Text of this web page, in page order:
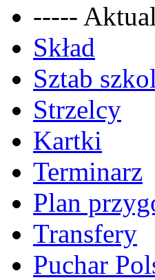
-----
Skład
Sztab
Strzelcy
Kartki
Terminarz
Plan
Transfery
Puchar